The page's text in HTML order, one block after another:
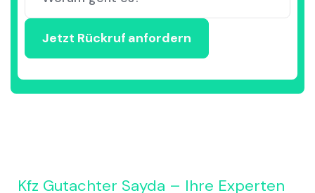
Kfz Gutachter Sayda – Ihre Experten